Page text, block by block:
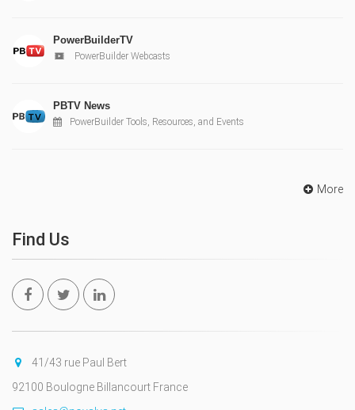
PowerBuilderTV
PowerBuilder Webcasts
PBTV News
PowerBuilder Tools, Resources, and Events
More
Find Us
41/43 rue Paul Bert
92100 Boulogne Billancourt France